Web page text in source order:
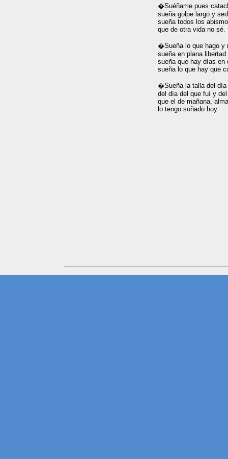
�Suéñame pues
sueña golpe largo y sed
sueña todos los
que de otra vida no sé.
�Sueña lo que hago y
sueña en plana libertad
sueña que hay días en
sueña lo que hay que
�Sueña la talla del día
del día del que fuí y
que el de mañana,